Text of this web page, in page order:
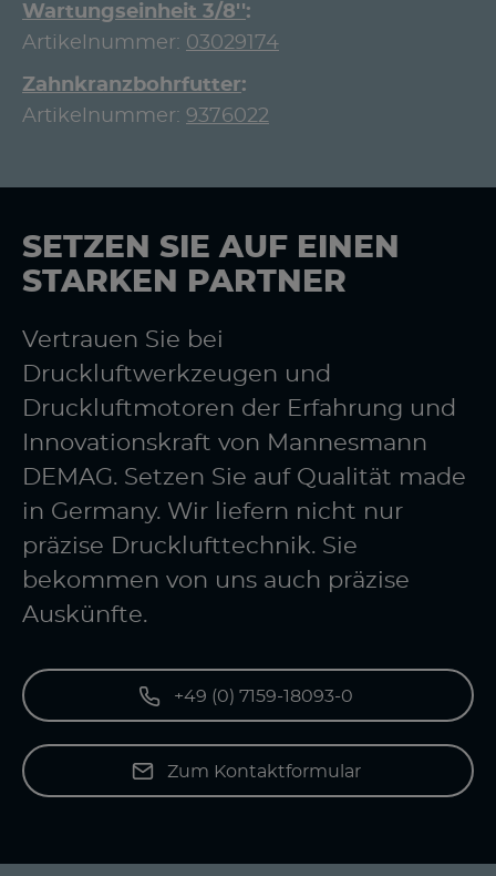
Wartungseinheit 3/8''
Artikelnummer: 03029174
Zahnkranzbohrfutter
Artikelnummer: 9376022
SETZEN SIE AUF EINEN
STARKEN PARTNER
Vertrauen Sie bei
Druckluftwerkzeugen und
Druckluftmotoren der Erfahrung und
Innovationskraft von Mannesmann
DEMAG. Setzen Sie auf Qualität made
in Germany. Wir liefern nicht nur
präzise Drucklufttechnik. Sie
bekommen von uns auch präzise
Auskünfte.
+49 (0) 7159-18093-0
Zum Kontaktformular